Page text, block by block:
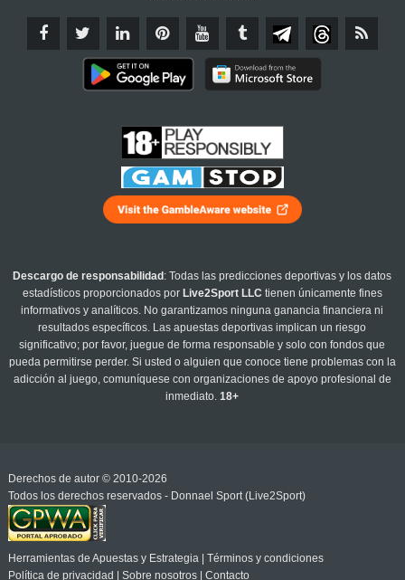
Descargo de responsabilidad : Todas las predicciones deportivas y los datos
estadísticos proporcionados por Live2Sport LLC tienen únicamente fines
informativos y analíticos. No garantizamos ninguna ganancia financiera ni
resultados específicos. Las apuestas deportivas implican un riesgo
significativo; por favor, juegue de forma responsable y solo con fondos que
pueda permitirse perder. Si usted o alguien que conoce tiene problemas con la
adicción al juego, comuníquese con organizaciones de apoyo profesional de
inmediato.18+
Derechos de autor © 2010-2026
Todos los derechos reservados - Donnael Sport (Live2Sport)
Herramientas de Apuestas y Estrategia| Términos y condiciones
Política de privacidad
Sobre nosotros| Contacto